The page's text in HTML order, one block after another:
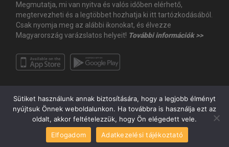
Megmutatja, mi van nyitva és valós időben elérhető,
megtervezheti és a legtöbbet hozhatja ki itt tartózkodásából.
Csak nyomja meg az alábbi ikonokat, és élvezze
Magyarország varázslatos helyeit! További információk >>
Copyright © Minden jog fenntartva. 2020 Guide.Me Kft. | Magyarország a
zsebedben
Sütiket használunk annak biztosítására, hogy a legjobb élményt
nyújtsuk Önnek weboldalunkon. Ha továbbra is használja ezt az
oldalt, akkor feltételezzük, hogy Ön elégedett vele.
Elfogadom
Adatkezelési tájékoztató